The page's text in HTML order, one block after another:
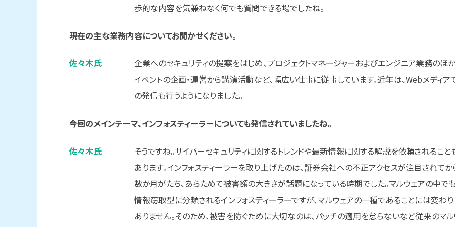
歩的な内容を気兼ねなく何でも質問できる場でしたね。
――現在の主な業務内容についてお聞かせください。
佐々木氏
企業へのセキュリティの提案をはじめ、プロジェクトマネージャーおよびエンジニア業務のほか
イベントの企画・運営から講演活動など、幅広い仕事に従事しています。近年は、Webメディア
の発信も行うようになりました。
――今回のメインテーマ、インフォスティーラーについても発信されていましたね。
佐々木氏
そうですね。サイバーセキュリティに関するトレンドや最新情報に関する解説を依頼されること
あります。インフォスティーラーを取り上げたのは、証券会社への不正アクセスが注目されてか
数か月がたち、あらためて被害額の大きさが話題になっている時期でした。マルウェアの中でも
情報窃取型に分類されるインフォスティーラーですが、マルウェアの一種であることには変わり
ありません。そのため、被害を防ぐために大切なのは、パッチの適用を怠らないなど従来のマ